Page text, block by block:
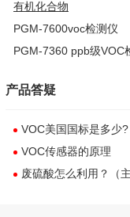
有机化合物
PGM-7600voc检测仪
PGM-7360 ppb级VOC
产品答疑
VOC美国国标是多少?
VOC传感器的原理
废硫酸怎么利用？（